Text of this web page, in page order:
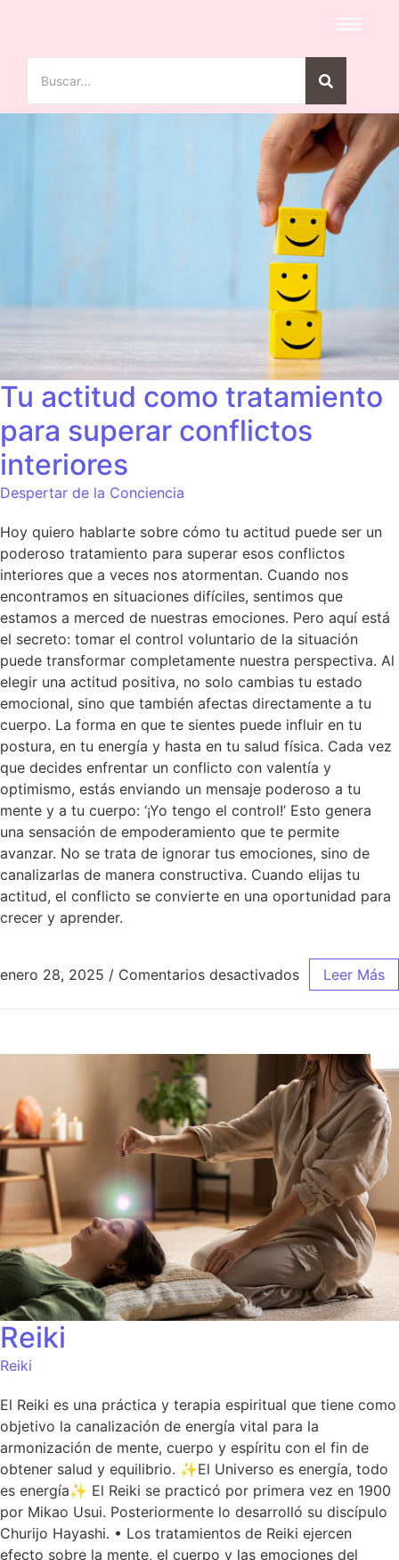
Tu actitud como tratamiento
para superar conflictos
interiores
Despertar de la Conciencia
Hoy quiero hablarte sobre cómo tu actitud puede ser un
poderoso tratamiento para superar esos conflictos
interiores que a veces nos atormentan. Cuando nos
encontramos en situaciones difíciles, sentimos que
estamos a merced de nuestras emociones. Pero aquí está
el secreto: tomar el control voluntario de la situación
puede transformar completamente nuestra perspectiva. Al
elegir una actitud positiva, no solo cambias tu estado
emocional, sino que también afectas directamente a tu
cuerpo. La forma en que te sientes puede influir en tu
postura, en tu energía y hasta en tu salud física. Cada vez
que decides enfrentar un conflicto con valentía y
optimismo, estás enviando un mensaje poderoso a tu
mente y a tu cuerpo: ‘¡Yo tengo el control!’ Esto genera
una sensación de empoderamiento que te permite
avanzar. No se trata de ignorar tus emociones, sino de
canalizarlas de manera constructiva. Cuando elijas tu
actitud, el conflicto se convierte en una oportunidad para
crecer y aprender.
enero 28, 2025 / Comentarios desactivados Leer Más
Reiki
Reiki
El Reiki es una práctica y terapia espiritual que tiene como
objetivo la canalización de energía vital para la
armonización de mente, cuerpo y espíritu con el fin de
obtener salud y equilibrio. ✨El Universo es energía, todo
es energía✨ El Reiki se practicó por primera vez en 1900
por Mikao Usui. Posteriormente lo desarrolló su discípulo
Churijo Hayashi. • Los tratamientos de Reiki ejercen
efecto sobre la mente, el cuerpo y las emociones del